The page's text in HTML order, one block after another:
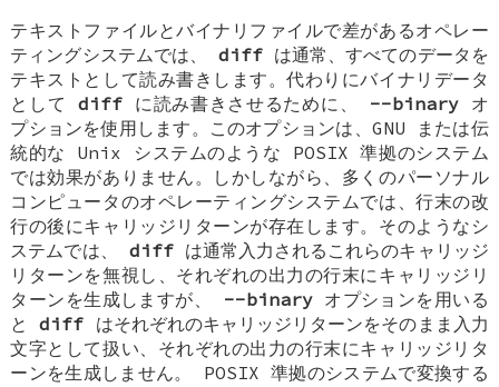
テキストファイルとバイナリファイルで差があるオペレー
ティングシステムでは、 diff は通常、すべてのデータを
テキストとして読み書きします。代わりにバイナリデータ
としてdiff に読み書きさせるために、 --binaryオ
プションを使用します。このオプションは、GNU または伝
統的な Unix システムのような POSIX 準拠のシステム
では効果がありません。しかしながら、多くのパーソナル
コンピュータのオペレーティングシステムでは、行末の改
行の後にキャリッジリターンが存在します。そのようなシ
ステムでは、 diffは通常入力されるこれらのキャリッジ
リターンを無視し、それぞれの出力の行末にキャリッジリ
ターンを生成しますが、 --binaryオプションを用いる
とdiff はそれぞれのキャリッジリターンをそのまま入力
文字として扱い、それぞれの出力の行末にキャリッジリタ
ーンを生成しません。 POSIX 準拠のシステムで変換する